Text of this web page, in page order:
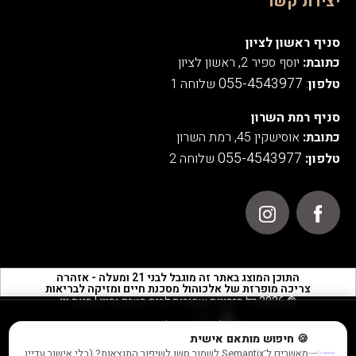
התוכן המוצג באתר זה מוגבל לבני 21 ומעלה - אזהרה
צריכה מופרזת של אלכוהול מסכנת חיים ומזיקה לבריאות
סניף ראשון לציון
כתובת: יוסף ספיר 2, ראשון לציון
טלפון:
055-4543977 שלוחה 1
סניף רמת השרון
כתובת: אוסישקין 45, רמת השרון
טלפון: 055-4543977 שלוחה 2
© 2026 כל הזכויות שמורות לבית הטבק והיין | חנות יין
אנו משתמשים בעוגיות לצורך תפעול האתר, ניתוחים סטטיסטיים,
שיפור חוויית המשתמש והתוכן המוצג באתר.
🍪 חיפוש מותאם אישית